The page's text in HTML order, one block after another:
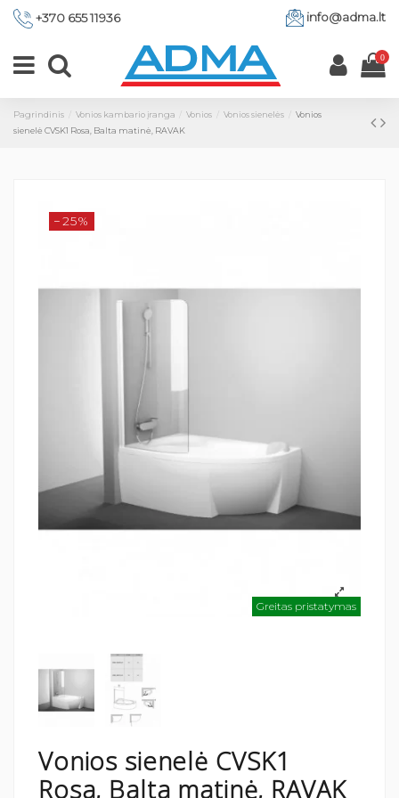
+370 655 11936 info@adma.lt
0
Pagrindinis Vonios kambario įranga Vonios Vonios sienelės
Vonios
sienelė CVSK1 Rosa, Balta matinė, RAVAK
Greitas pristatymas
−25%
Vonios sienelė CVSK1
Rosa, Balta matinė, RAVAK